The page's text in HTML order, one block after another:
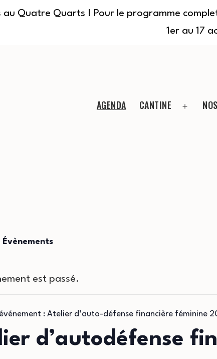
au Quatre Quarts ! Pour le programme
1er au 17
AGENDA CANTINE
Évènements
est passé.
: Atelier d’auto-défense financière féminine
d’autodéfense